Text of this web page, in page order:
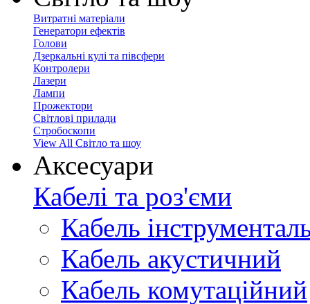
Витратні матеріали
Генератори ефектів
Голови
Дзеркальні кулі та півсфери
Контролери
Лазери
Лампи
Прожектори
Світлові прилади
Стробоскопи
View All Світло та шоу
Аксесуари
Кабелі та роз'єми
Кабель
Кабель акустичний
Кабель комутаційний